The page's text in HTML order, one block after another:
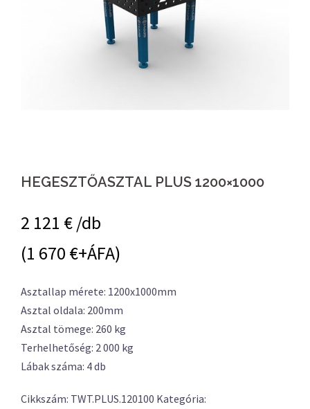
HEGESZTŐASZTAL PLUS 1200×1000
2 121 € /db
(1 670 €+ÁFA)
Asztallap mérete: 1200x1000mm
Asztal oldala: 200mm
Asztal tömege: 260 kg
Terhelhetőség: 2 000 kg
Lábak száma: 4 db
Cikkszám: TWT.PLUS.120100 Kategória: